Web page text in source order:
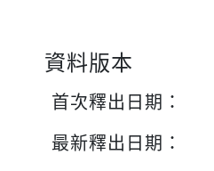
資料版本
首次釋出日期：
最新釋出日期：